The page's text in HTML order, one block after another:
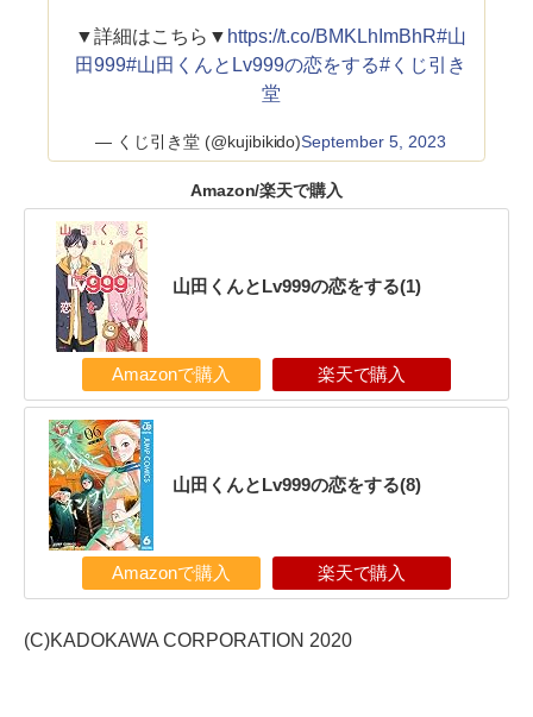
▼詳細はこちら▼ https://t.co/BMKLhImBhR#山
田999#山田くんとLv999の恋をする#くじ引き
堂
— くじ引き堂 (@kujibikido)September 5, 2023
Amazon/楽天で購入
山田くんとLv999の恋をする(1)
Amazonで購入 楽天で購入
山田くんとLv999の恋をする(8)
Amazonで購入 楽天で購入
(C)KADOKAWA CORPORATION 2020